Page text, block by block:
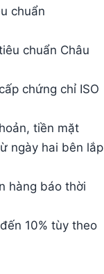
chuẩn
chuẩn Châu
chứng chỉ ISO
tiền mặt
ngày hai bên lắp
hàng báo thời
10% tùy theo